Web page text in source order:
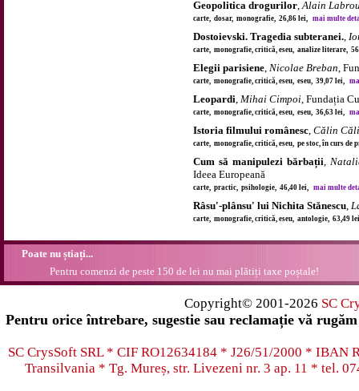
Geopolitica drogurilor,Alain
carte, dosar, monografie, 26,86 lei, mai multe
Dostoievski. Tragedia subteranei.,
carte, monografie, critică, eseu, analize literare,
Elegii parisiene, Nicolae Breban,
carte, monografie, critică, eseu, eseu, 39,07 lei,
Leopardi, Mihai Cimpoi, Fundația
carte, monografie, critică, eseu, eseu, 36,63 lei,
Istoria filmului românesc, Călin
carte, monografie, critică, eseu, pe stoc, în curs de
Cum să manipulezi bărbații,
Ideea Europeană
carte, practic, psihologie, 46,40 lei, mai multe
Râsu'-plânsu' lui Nichita Stănescu,
carte, monografie, critică, eseu, antologie, 63,49
Poate nu știați...
Pentru comenzi de peste 150 de lei nu mai plătiți taxe poștale!
Copyright© 2001-2026 SC
Pentru orice întrebare, sugestie sau reclamație vă
SC CrysSoft SRL * CIF RO12634184 * J26/51/2000 * IBAN
Transilvania * Tg. Mureș, str. Livezeni nr. 3 ap. 11 * tel.